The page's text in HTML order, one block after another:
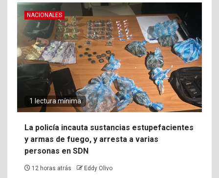
NACIONALES
1 lectura mínima
La policía incauta sustancias estupefacientes
y armas de fuego, y arresta a varias
personas en SDN
12 horas atrás Eddy Olivo